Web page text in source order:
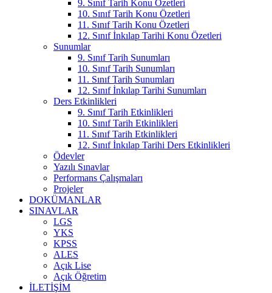
9. Sınıf Tarih Konu Özetleri
10. Sınıf Tarih Konu Özetleri
11. Sınıf Tarih Konu Özetleri
12. Sınıf İnkılap Tarihi Konu Özetleri
Sunumlar
9. Sınıf Tarih Sunumları
10. Sınıf Tarih Sunumları
11. Sınıf Tarih Sunumları
12. Sınıf İnkılap Tarihi Sunumları
Ders Etkinlikleri
9. Sınıf Tarih Etkinlikleri
10. Sınıf Tarih Etkinlikleri
11. Sınıf Tarih Etkinlikleri
12. Sınıf İnkılap Tarihi Ders Etkinlikleri
Ödevler
Yazılı Sınavlar
Performans Çalışmaları
Projeler
DOKÜMANLAR
SINAVLAR
LGS
YKS
KPSS
ALES
Açık Lise
Açık Öğretim
İLETIŞIM